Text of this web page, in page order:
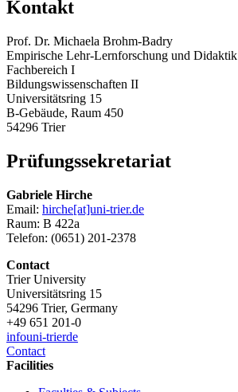
Kontakt
Prof. Dr. Michaela Brohm-Badry
Empirische Lehr-Lernforschung und Didaktik
Fachbereich I
Bildungswissenschaften II
Universitätsring 15
B-Gebäude, Raum 450
54296 Trier
Prüfungssekretariat
Gabriele Hirche
Email: hirche[at]uni-trier.de
Raum: B 422a
Telefon: (0651) 201-2378
Contact
Trier University
Universitätsring 15
54296 Trier, Germany
+49 651 201-0
infouni-trierde
Contact
Facilities